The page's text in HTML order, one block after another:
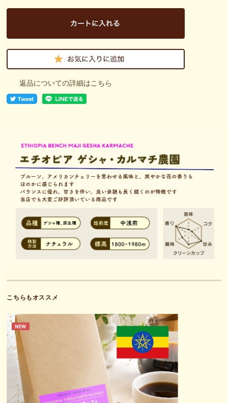
返品についての詳細はこちら
こちらもオススメ